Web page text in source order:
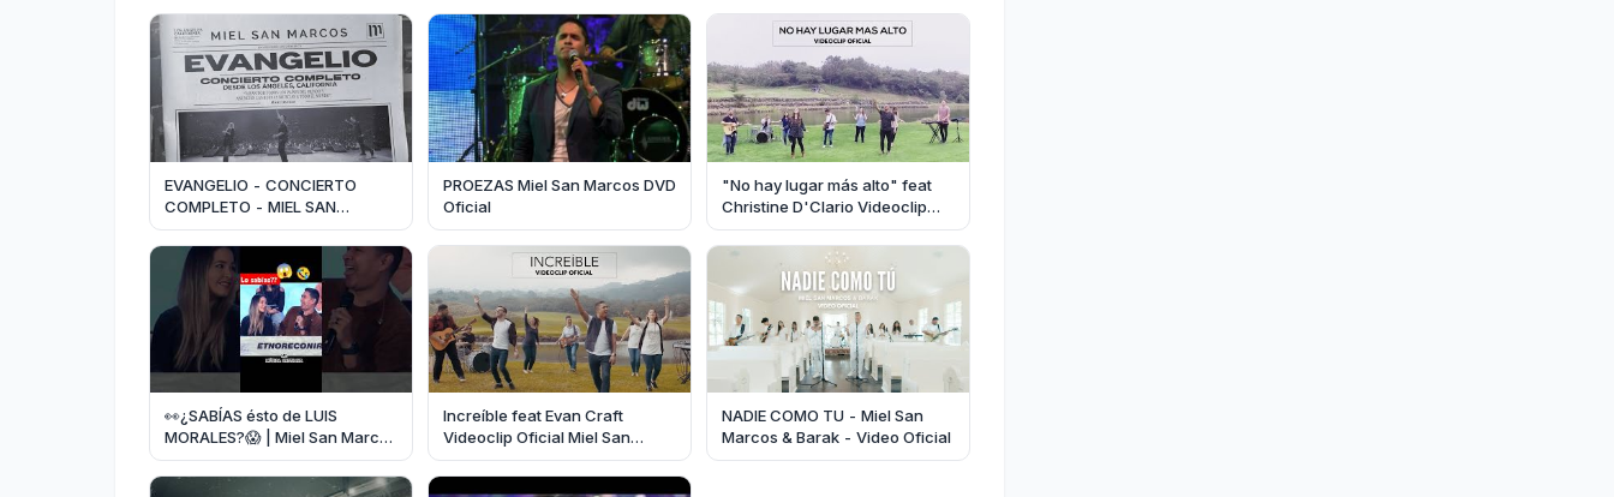
EVANGELIO - CONCIERTO
COMPLETO - MIEL SAN
MARCOS - VIDEO OFICIAL - En
vivo desde Los Angeles CA -
PROEZAS Miel San Marcos DVD
Oficial
"No hay lugar más alto" feat
Christine D'Clario Videoclip
Oficial Miel San Marcos
👀¿SABÍAS ésto de LUIS
MORALES?😱 | Miel San Marcos
#mielsanmarcos #musica
#music #musicoscristianos
Increíble feat Evan Craft
Videoclip Oficial Miel San
Marcos
NADIE COMO TU - Miel San
Marcos & Barak - Video Oficial